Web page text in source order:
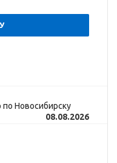
Новосибирску
08.08.2026